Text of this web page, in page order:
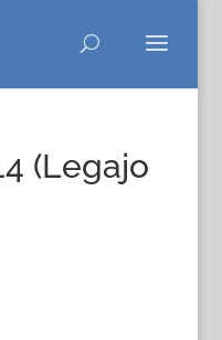
(Legajo